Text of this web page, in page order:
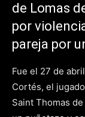
de Lomas
por
pareja por
Fue el 27 de
Cortés, el
Saint Thomas